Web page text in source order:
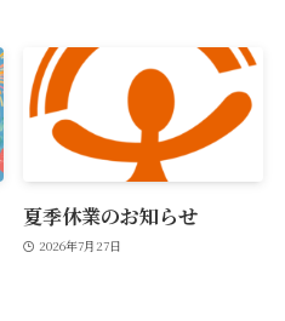
夏季休業のお知らせ
2026年7月27日